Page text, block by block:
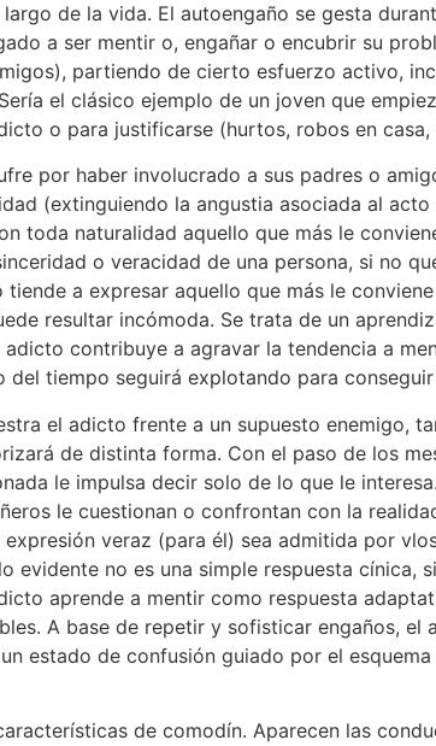
de la vida. El autoengaño se gesta
a ser mentir o, engañar o encubrir su
partiendo de cierto esfuerzo activo,
el clásico ejemplo de un joven que
o para justificarse (hurtos, robos en
por haber involucrado a sus padres o
(extinguiendo la angustia asociada al
toda naturalidad aquello que más le
o veracidad de una persona, si no
a expresar aquello que más le
resultar incómoda. Se trata de un
contribuye a agravar la tendencia a
tiempo seguirá explotando para
el adicto frente a un supuesto enemigo,
de distinta forma. Con el paso de los
le impulsa decir solo de lo que le
le cuestionan o confrontan con la
veraz (para él) sea admitida por
evidente no es una simple respuesta cínica,
aprende a mentir como respuesta
A base de repetir y sofisticar engaños,
estado de confusión guiado por el
de comodín. Aparecen las